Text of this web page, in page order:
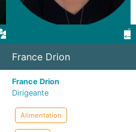
France Drion
France Drion
Dirigeante
Alimentation